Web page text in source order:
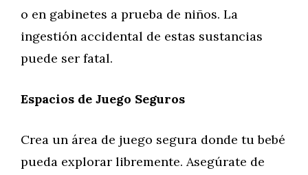
o en gabinetes a prueba de niños. La
ingestión accidental de estas sustancias
puede ser fatal.
Espacios de Juego Seguros
Crea un área de juego segura donde tu bebé
pueda explorar libremente. Asegúrate de